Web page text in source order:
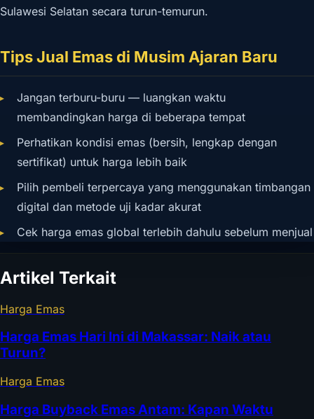
Sulawesi Selatan secara turun-temurun.
Tips Jual Emas di Musim Ajaran Baru
Jangan terburu-buru — luangkan waktu
membandingkan harga di beberapa tempat
Perhatikan kondisi emas (bersih, lengkap dengan
sertifikat) untuk harga lebih baik
Pilih pembeli terpercaya yang menggunakan timbangan
digital dan metode uji kadar akurat
Cek harga emas global terlebih dahulu sebelum menjual
Artikel Terkait
Harga Emas
Harga Emas Hari Ini di Makassar: Naik atau
Turun?
Harga Emas
Harga Buyback Emas Antam: Kapan Waktu